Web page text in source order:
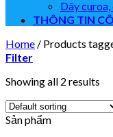
Dây
THÔNG TIN
Home / Products
Filter
Showing all 2 results
Sản phẩm